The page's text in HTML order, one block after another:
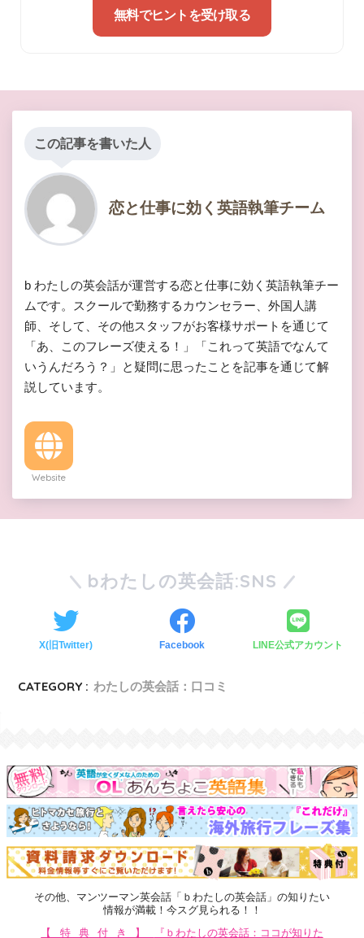
無料でヒントを受け取る
この記事を書いた人
恋と仕事に効く英語執筆チーム
b わたしの英会話が運営する恋と仕事に効く英語執筆チー
ムです。スクールで勤務するカウンセラー、外国人講
師、そして、その他スタッフがお客様サポートを通じて
「あ、このフレーズ使える！」「これって英語でなんて
いうんだろう？」と疑問に思ったことを記事を通じて解
説しています。
Website
bわたしの英会話:SNS
X(旧Twitter) Facebook LINE公式アカウント
CATEGORY : わたしの英会話：口コミ
その他、マンツーマン英会話「ｂわたしの英会話」の知りたい
情報が満載！今スグ見られる！！
【特典付き】
『ｂわたしの英会話：ココが知りた